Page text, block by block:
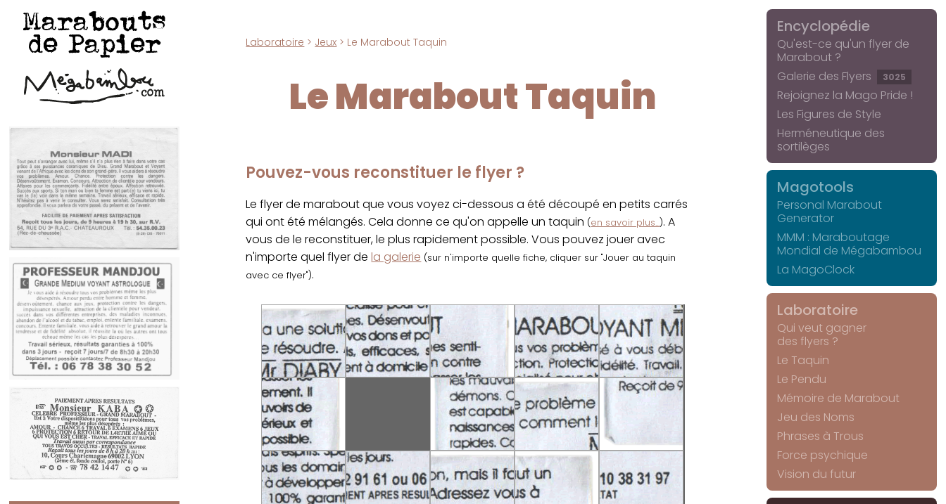
Marabouts
de Papier Laboratoire > Jeux > Le Marabout Taquin
Le Marabout Taquin
Pouvez-vous reconstituer le flyer ?
Le flyer de marabout que vous voyez ci-dessous a été découpé en petits carrés
qui ont été mélangés. Cela donne ce qu'on appelle un taquin (en savoir plus...). A
vous de le reconstituer, le plus rapidement possible. Vous pouvez jouer avec
n'importe quel flyer dela galerie (sur n'importe quelle fiche, cliquer sur "Jouer au taquin
avec ce flyer").
Encyclopédie
Qu'est-ce qu'un flyer de
Marabout ?
Galerie des Flyers
3025
Rejoignez la Mago Pride !
Les Figures de Style
Herméneutique des
sortilèges
Magotools
Personal Marabout
Generator
MMM : Maraboutage
Mondial de Mégabambou
La MagoClock
Laboratoire
Qui veut gagner
des flyers ?
Le Taquin
Le Pendu
Mémoire de Marabout
Jeu des Noms
Phrases à Trous
Force psychique
Vision du futur